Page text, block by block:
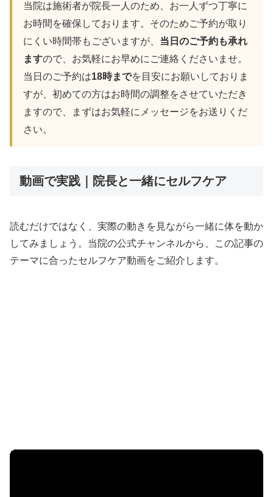
当院は施術者が院長一人のため、お一人ずつ丁寧に
お時間を確保しております。そのためご予約が取り
にくい時間帯もございますが、 当日のご予約も承れ
ますので、お気軽にお早めにご連絡くださいませ。
当日のご予約は18時までを目安にお願いしておりま
すが、初めての方はお時間の調整をさせていただき
ますので、まずはお気軽にメッセージをお送りくだ
さい。
動画で実践｜院長と一緒にセルフケア
読むだけではなく、実際の動きを見ながら一緒に体を動か
してみましょう。当院の公式チャンネルから、この記事の
テーマに合ったセルフケア動画をご紹介します。